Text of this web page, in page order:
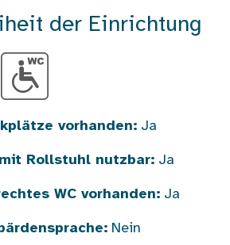
der Einrichtung
vorhanden: Ja
Rollstuhl nutzbar: Ja
WC vorhanden: Ja
Nein